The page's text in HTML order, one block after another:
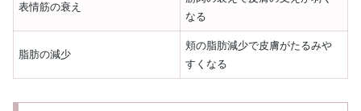
表情筋の衰え
なる
脂肪の減少
頬の脂肪減少で皮膚がたるみや
すくなる